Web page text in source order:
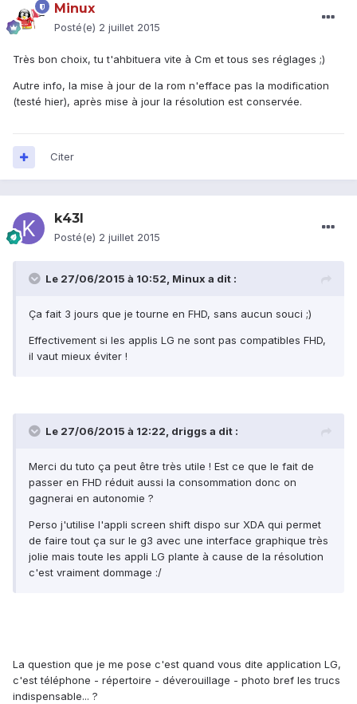
Minux
Posté(e) 2 juillet 2015
Très bon choix, tu t'ahbituera vite à Cm et tous ses réglages ;)
Autre info, la mise à jour de la rom n'efface pas la modification
(testé hier), après mise à jour la résolution est conservée.
Citer
k43l
Posté(e) 2 juillet 2015
Le 27/06/2015 à 10:52, Minux a dit :
Ça fait 3 jours que je tourne en FHD, sans aucun souci ;)
Effectivement si les applis LG ne sont pas compatibles FHD,
il vaut mieux éviter !
Le 27/06/2015 à 12:22, driggs a dit :
Merci du tuto ça peut être très utile ! Est ce que le fait de
passer en FHD réduit aussi la consommation donc on
gagnerai en autonomie ?
Perso j'utilise l'appli screen shift dispo sur XDA qui permet
de faire tout ça sur le g3 avec une interface graphique très
jolie mais toute les appli LG plante à cause de la résolution
c'est vraiment dommage :/
La question que je me pose c'est quand vous dite application LG,
c'est téléphone - répertoire - déverouillage - photo bref les trucs
indispensable... ?